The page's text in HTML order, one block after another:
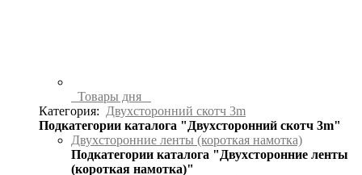
Товары дня
Категория:
Двухсторонний скотч 3m
Подкатегории каталога "Двухсторонний скотч 3m"
Двухсторонние ленты (короткая намотка)
Подкатегории каталога "Двухсторонние ленты
(короткая намотка)"